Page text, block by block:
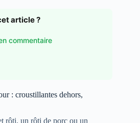
article ?
commentaire
: croustillantes dehors,
rôti, un rôti de porc ou un